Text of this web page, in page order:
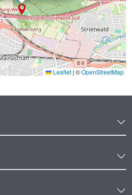
Leaflet | ©OpenStreetMap